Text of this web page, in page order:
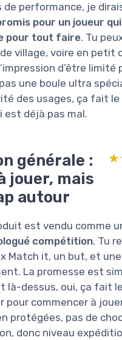
de performance, je
pour un joueur
pour tout faire. Tu
village, voire en petit
d’être limité
une boule ultra
des usages, ça fait
est déjà pas mal.
générale :
jouer, mais
autour
est vendu comme
compétition. Tu
Match it, un but, et
La promesse est
là-dessus, oui, ça fait
pour commencer à
protégées, pas de
donc niveau